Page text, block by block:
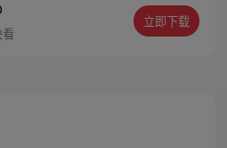
立即下载